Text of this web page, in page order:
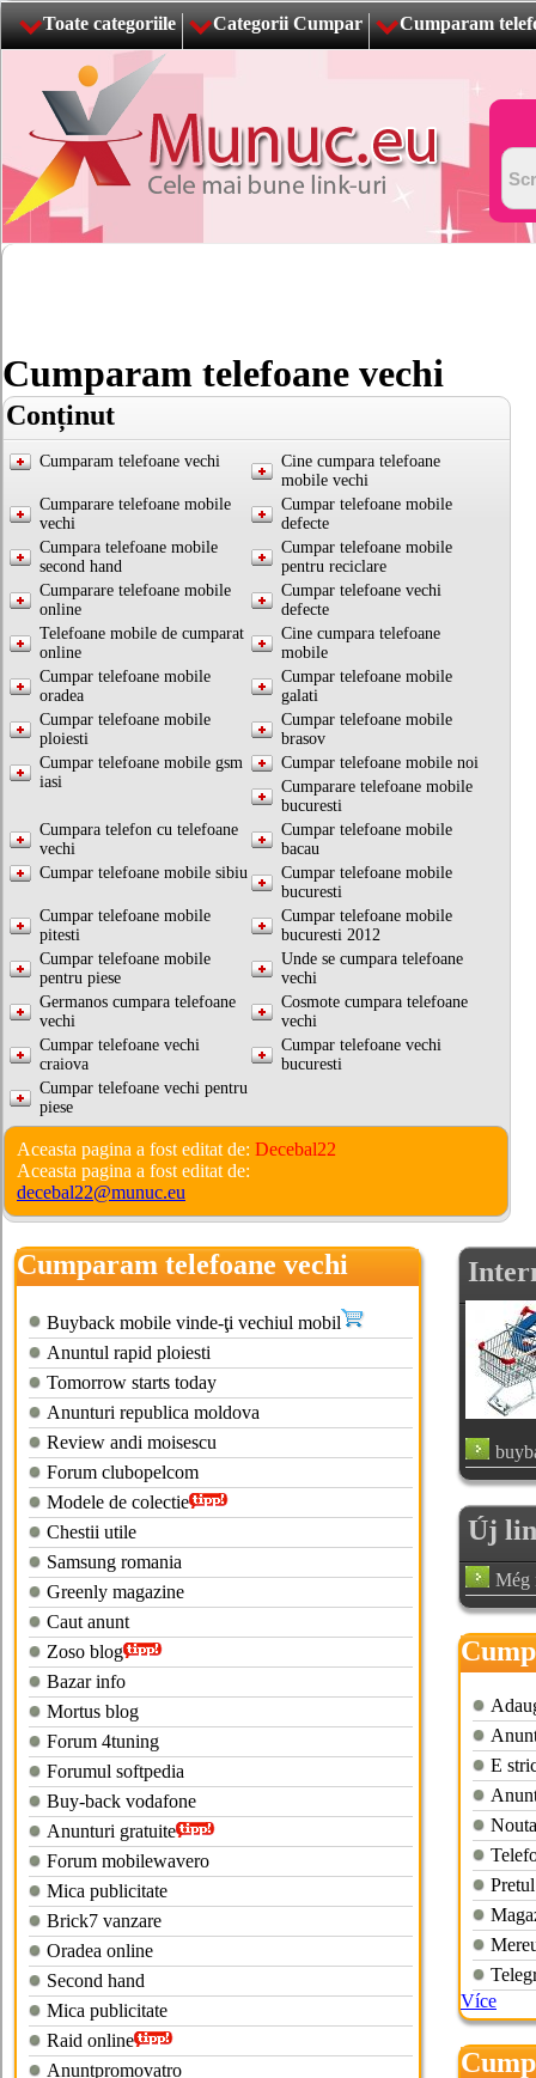
Toate categoriile Categorii Cumpar Cumparam
Cumparam telefoane vechi
Conținut
Cumparam telefoane vechi
Cine cumpara telefoane
mobile vechi
Cumparare telefoane mobile
vechi
Cumpar telefoane mobile
defecte
Cumpara telefoane mobile
second hand
Cumpar telefoane mobile
pentru reciclare
Cumparare telefoane mobile
online
Cumpar telefoane vechi
defecte
Telefoane mobile de cumparat
online
Cine cumpara telefoane
mobile
Cumpar telefoane mobile
oradea
Cumpar telefoane mobile
galati
Cumpar telefoane mobile
ploiesti
Cumpar telefoane mobile
brasov
Cumpar telefoane mobile gsm
iasi
Cumpar telefoane mobile noi
Cumparare telefoane mobile
bucuresti
Cumpara telefon cu telefoane
vechi
Cumpar telefoane mobile
bacau
Cumpar telefoane mobile sibiu
Cumpar telefoane mobile
bucuresti
Cumpar telefoane mobile
pitesti
Cumpar telefoane mobile
bucuresti 2012
Cumpar telefoane mobile
pentru piese
Unde se cumpara telefoane
vechi
Germanos cumpara telefoane
vechi
Cosmote cumpara telefoane
vechi
Cumpar telefoane vechi
craiova
Cumpar telefoane vechi
bucuresti
Cumpar telefoane vechi pentru
piese
Aceasta pagina a fost editat de: Decebal22
Aceasta pagina a fost editat de:
decebal22@munuc.eu
Cumparam telefoane vechi
Buyback mobile vinde-ţi vechiul mobil
Anuntul rapid ploiesti
Tomorrow starts today
Anunturi republica moldova
Review andi moisescu
Forum clubopelcom
Modele de colectie
Chestii utile
Samsung romania
Greenly magazine
Caut anunt
Zoso blog
Bazar info
Mortus blog
Forum 4tuning
Forumul softpedia
Buy-back vodafone
Anunturi gratuite
Forum mobilewavero
Mica publicitate
Brick7 vanzare
Oradea online
Second hand
Mica publicitate
Raid online
Anuntpromovatro
Új
Még
E
Více